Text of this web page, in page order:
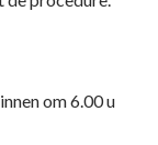
om 6.00 u